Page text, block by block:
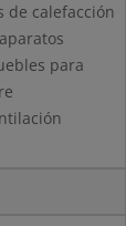
de calefacción
para